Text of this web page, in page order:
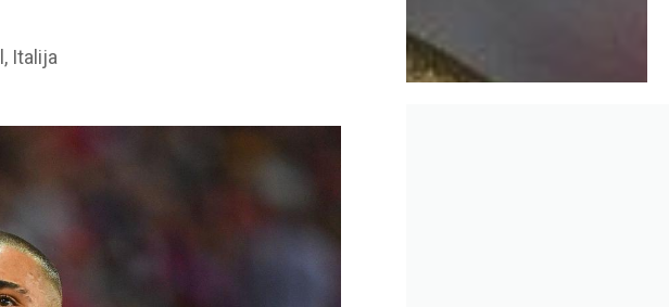
, Italija